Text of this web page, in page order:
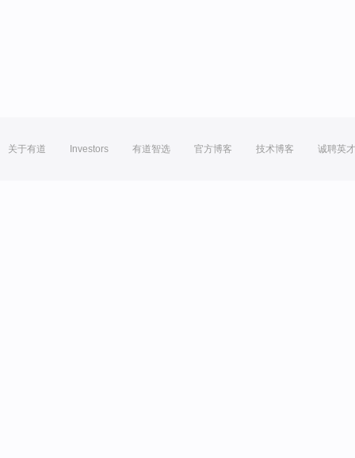
关于有道 Investors 有道智选 官方博客 技术博客 诚聘英才